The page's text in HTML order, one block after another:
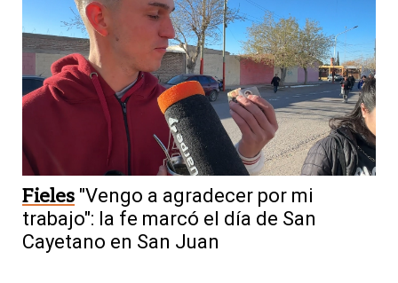
Fieles "Vengo a agradecer por mi
trabajo": la fe marcó el día de San
Cayetano en San Juan